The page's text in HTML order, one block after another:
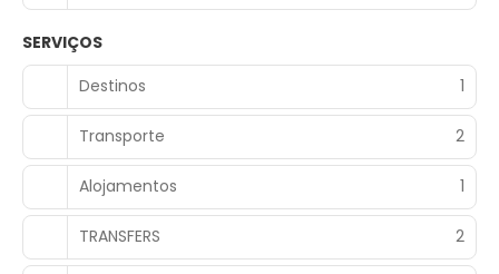
SERVIÇOS
Destinos
1
Transporte 2
Alojamentos 1
TRANSFERS 2